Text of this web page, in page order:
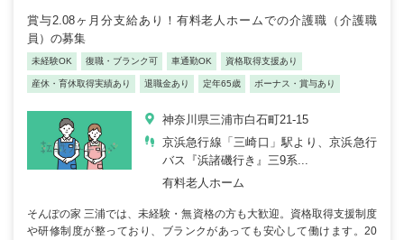
賞与2.08ヶ月分支給あり！有料老人ホームでの介護職（介護職
員）の募集
未経験OK 復職・ブランク可 車通勤OK 資格取得支援あり
産休・育休取得実績あり 退職金あり 定年65歳 ボーナス・賞与あり
神奈川県三浦市白石町21-15
京浜急行線「三崎口」駅より、京浜急行
バス『浜諸磯行き』三9系...
有料老人ホーム
そんぽの家 三浦では、未経験・無資格の方も大歓迎。資格取得支援制度
や研修制度が整っており、ブランクがあっても安心して働けます。20